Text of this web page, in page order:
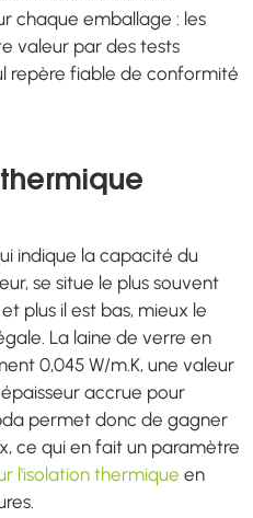
chaque emballage : les
valeur par des tests
repère fiable de conformité
indique la capacité du
se situe le plus souvent
plus il est bas, mieux le
La laine de verre en
0,045 W/m.K, une valeur
accrue pour
permet donc de gagner
ce qui en fait un paramètre
l'isolation thermique en